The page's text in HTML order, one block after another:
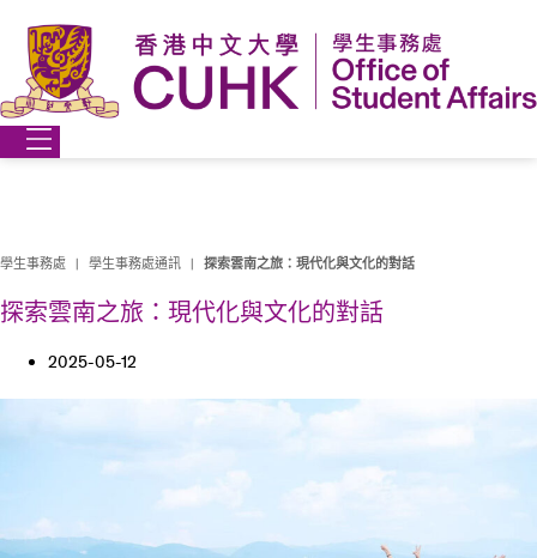
content
學生事務處 | 學生事務處通訊 | 探索雲南之旅：現代化與文化的對話
探索雲南之旅：現代化與文化的對話
2025-05-12